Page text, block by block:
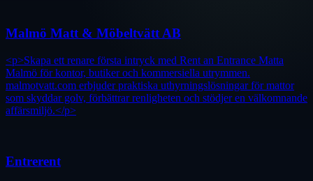
Malmö Matt & Möbeltvätt AB
<p>Skapa ett renare första intryck med Rent an Entrance Matta
Malmö för kontor, butiker och kommersiella utrymmen.
malmotvatt.com erbjuder praktiska uthyrningslösningar för mattor
som skyddar golv, förbättrar renligheten och stödjer en välkomnande
affärsmiljö.</p>
Entrerent